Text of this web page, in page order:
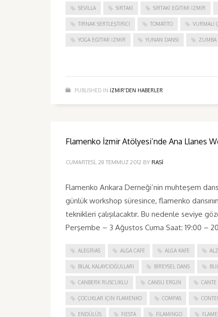
SEVILLA SIRTAKI SIRTAKI EĞITIMI İZMIR
TIRNAK SERTLEŞTIRICI TOMATITO VURMALI
YOGA EĞITIMI İZMIR YUNAN DANSI ZUMBA
PUBLISHED IN IZMIR'DEN HABERLER
Flamenko İzmir Atölyesi’nde Ana Llanes
CUMARTESI, 28 TEMMUZ 2012 BY RASI
Flamenko Ankara Derneği’nin muhteşem
günlük workshop süresince, flamenko
teknikleri çalışılacaktır. Bu nedenle seviye
Perşembe – 3 Ağustos Cuma Saat: 19:00 –
ALEGRIAS ALGA CAFE ALGA KAFE
BILAL KALAYCIOĞULLARI BIREYSEL DANS
CANBERK RUSCUKLU CANSU ERGIN CANTE
ÇOCUKLAR IÇIN FLAMENKO COMPAS
ENDÜLÜS FIESTA FILAMINGO